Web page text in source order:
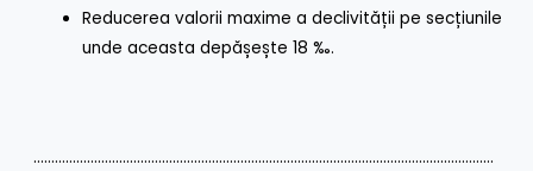
Reducerea valorii maxime a declivității pe secțiunile
unde aceasta depășește 18 ‰.
…………………………………………………………………………………………………………………